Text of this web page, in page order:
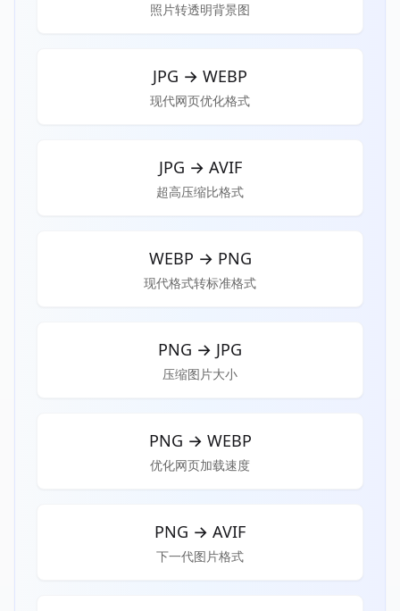
照片转透明背景图
JPG → WEBP
现代网页优化格式
JPG → AVIF
超高压缩比格式
WEBP → PNG
现代格式转标准格式
PNG → JPG
压缩图片大小
PNG → WEBP
优化网页加载速度
PNG → AVIF
下一代图片格式